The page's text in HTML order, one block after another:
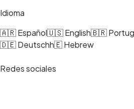
Idioma
🇦🇷 Español🇺🇸 English🇧🇷
🇩🇪 Deutschh🇪 Hebrew
Redes sociales